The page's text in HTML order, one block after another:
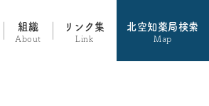
組織
About
リンク集
Link
北空知薬局検索
Map